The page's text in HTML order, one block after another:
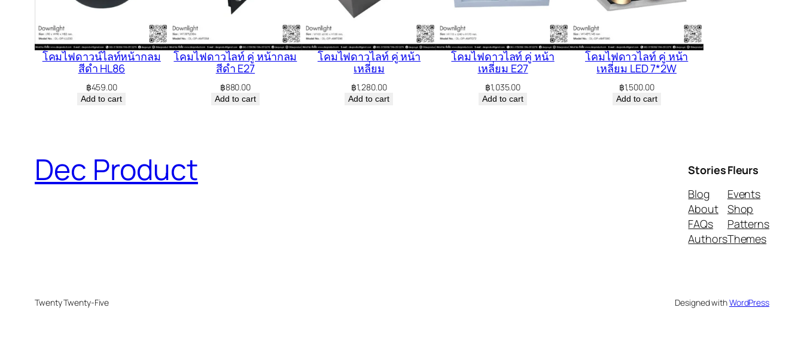
โคมไฟดาวน์ไลท์หน้ากลม
สีดำ HL86
฿459.00
Add to cart
โคมไฟดาวไลท์ คู่ หน้ากลม
สีดำ E27
฿880.00
Add to cart
โคมไฟดาวไลท์ คู่ หน้า
เหลี่ยม
฿1,280.00
Add to cart
โคมไฟดาวไลท์ คู่ หน้า
เหลี่ยม E27
฿1,035.00
Add to cart
โคมไฟดาวไลท์ คู่ หน้า
เหลี่ยม LED 7*2W
฿1,500.00
Add to cart
Dec Product
Stories
Blog
About
FAQs
Authors
Fleurs
Events
Shop
Patterns
Themes
Twenty Twenty-Five Designed withWordPress